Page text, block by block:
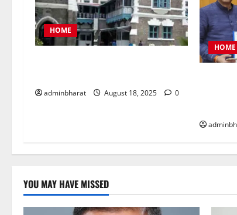
HOME
adminbharat August 18, 2025 0
HOME
YOU MAY HAVE MISSED